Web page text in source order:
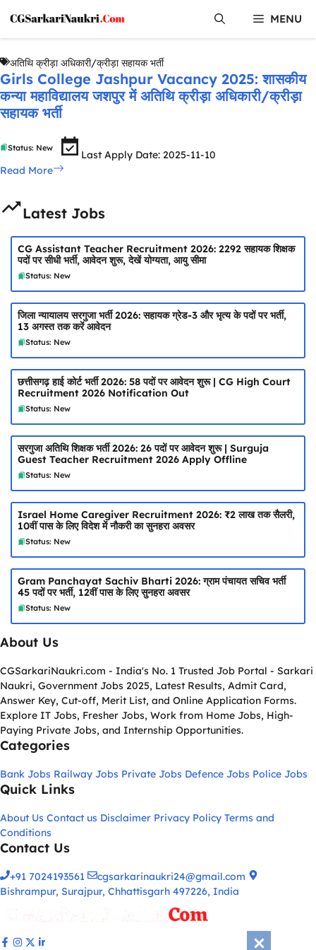
content
MENU
अतिथि क्रीड़ा अधिकारी/क्रीड़ा सहायक भर्ती
Girls College Jashpur Vacancy 2025: शासकीय
कन्या महाविद्यालय जशपुर में अतिथि क्रीड़ा अधिकारी/क्रीड़ा
सहायक भर्ती
Status: New
Last Apply Date: 2025-11-10
Read More
Latest Jobs
CG Assistant Teacher Recruitment 2026: 2292 सहायक शिक्षक
पदों पर सीधी भर्ती, आवेदन शुरू, देखें योग्यता, आयु सीमा
Status: New
जिला न्यायालय सरगुजा भर्ती 2026: सहायक ग्रेड-3 और भृत्य के पदों पर भर्ती,
13 अगस्त तक करें आवेदन
Status: New
छत्तीसगढ़ हाई कोर्ट भर्ती 2026: 58 पदों पर आवेदन शुरू | CG High Court
Recruitment 2026 Notification Out
Status: New
सरगुजा अतिथि शिक्षक भर्ती 2026: 26 पदों पर आवेदन शुरू | Surguja
Guest Teacher Recruitment 2026 Apply Offline
Status: New
Israel Home Caregiver Recruitment 2026: ₹2 लाख तक सैलरी,
10वीं पास के लिए विदेश में नौकरी का सुनहरा अवसर
Status: New
Gram Panchayat Sachiv Bharti 2026: ग्राम पंचायत सचिव भर्ती
45 पदों पर भर्ती, 12वीं पास के लिए सुनहरा अवसर
Status: New
About Us
CGSarkariNaukri.com - India's No. 1 Trusted Job Portal - Sarkari
Naukri, Government Jobs 2025, Latest Results, Admit Card,
Answer Key, Cut-off, Merit List, and Online Application Forms.
Explore IT Jobs, Fresher Jobs, Work from Home Jobs, High-
Paying Private Jobs, and Internship Opportunities.
Categories
Bank Jobs Railway Jobs Private Jobs Defence Jobs Police Jobs
Quick Links
About Us Contact us Disclaimer Privacy Policy Terms and
Conditions
Contact Us
+91 7024193561
cgsarkarinaukri24@gmail.com
Bishrampur, Surajpur, Chhattisgarh 497226, India